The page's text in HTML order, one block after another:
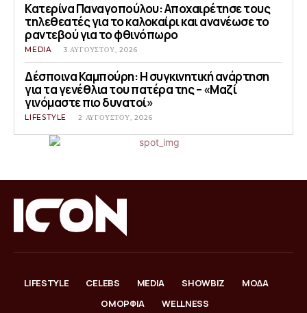
Κατερίνα Παναγοπούλου: Αποχαιρέτησε τους
τηλεθεατές για το καλοκαίρι και ανανέωσε το
ραντεβού για το φθινόπωρο
MEDIA 3 ΑΥΓΟΎΣΤΟΥ, 2026
Δέσποινα Καμπούρη: Η συγκινητική ανάρτηση
για τα γενέθλια του πατέρα της – «Μαζί
γινόμαστε πιο δυνατοί»
LIFESTYLE 2 ΑΥΓΟΎΣΤΟΥ, 2026
LIFESTYLE CELEBS MEDIA SHOWBIZ
ΜΟΔΑ
ΟΜΟΡΦΙΑ
WELLNESS